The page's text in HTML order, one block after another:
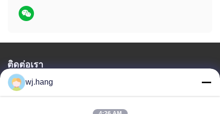
ติดต่อเรา
Jiangsu EMT Precision Manufacturing Co.,
Ltd.
wj.hang